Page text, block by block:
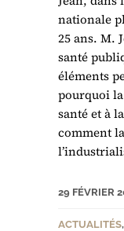
nationale
25 ans. M.
santé
éléments
pourquoi
santé et à
comment
29 FÉVRIER
ACTUALITÉS,